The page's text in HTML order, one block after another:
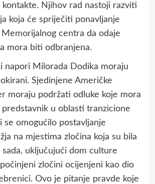
Njihov rad nastoji razviti
koja će spriječiti ponavljanje
centra da odaje
mora biti odbranjena.
napori Milorada Dodika moraju
Sjedinjene Američke
moraju podržati odluke koje mora
u oblasti tranzicione
se omogućilo postavljanje
na mjestima zločina koja su bila
sada, uključujući dom culture
zločini ocijenjeni kao dio
Ovo je pitanje pravde koje